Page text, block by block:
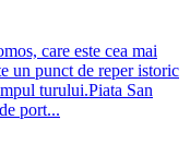
care este cea mai
un punct de reper istoric
turului.Piata San
port...